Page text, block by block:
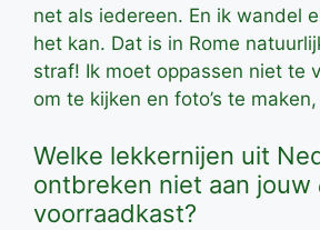
net als iedereen. En ik wandel
het kan. Dat is in Rome
straf! Ik moet oppassen niet te
om te kijken en foto’s te maken,
Welke lekkernijen uit
ontbreken niet aan jouw
voorraadkast?